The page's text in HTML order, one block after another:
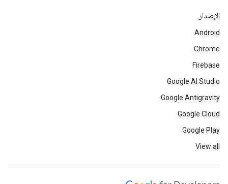
الإصدار
Android
Chrome
Firebase
Google AI Studio
Google Antigravity
Google Cloud
Google Play
View all